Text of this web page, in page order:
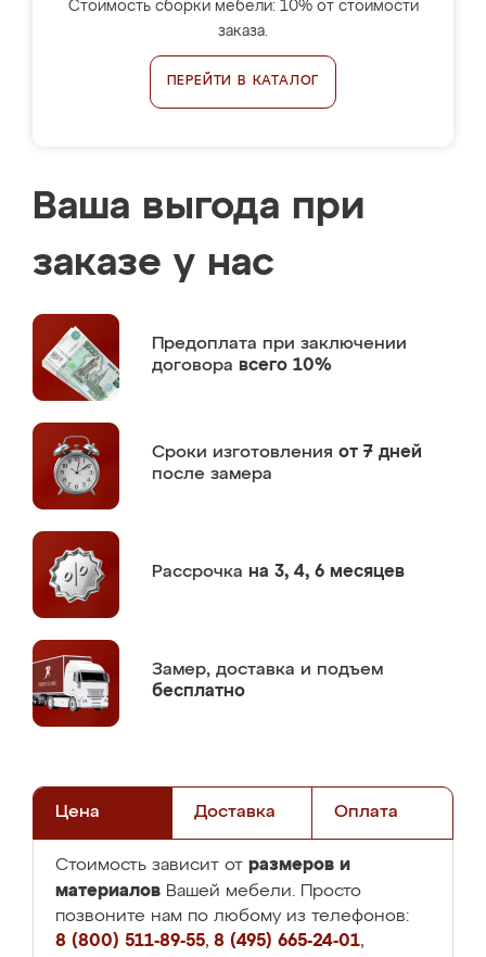
Стоимость сборки мебели: 10% от стоимости
заказа.
ПЕРЕЙТИ В КАТАЛОГ
Ваша выгода при
заказе у нас
Предоплата при заключении
договора всего 10%
Сроки изготовления от 7 дней
после замера
Рассрочка на 3, 4, 6 месяцев
Замер, доставка и подъем
бесплатно
Цена Доставка Оплата
Стоимость зависит от размеров и
материалов Вашей мебели. Просто
позвоните нам по любому из телефонов:
8 (800) 511-89-55, 8 (495) 665-24-01,